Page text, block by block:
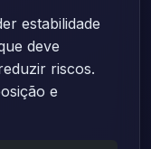
estabilidade
deve
riscos.
e